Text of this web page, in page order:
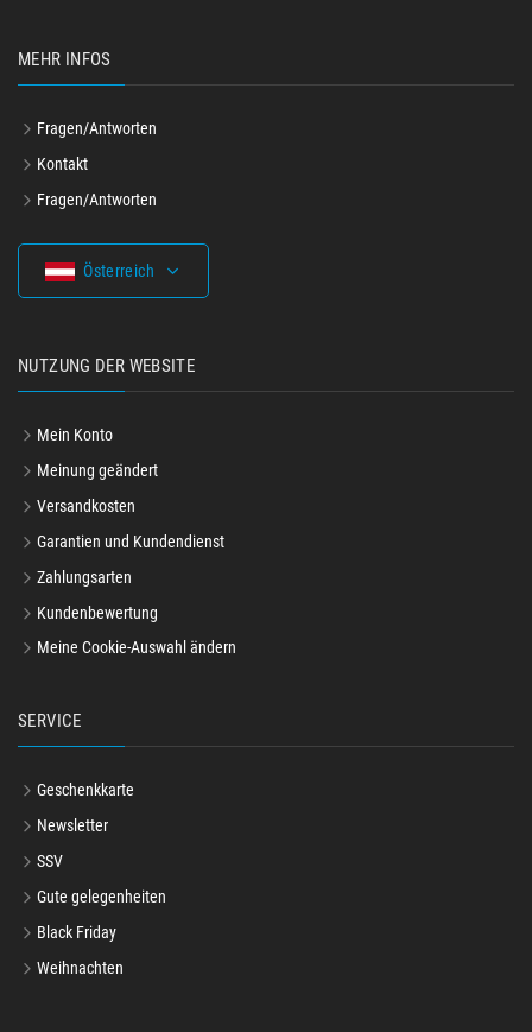
MEHR INFOS
Fragen/Antworten
Kontakt
Fragen/Antworten
Österreich
NUTZUNG DER WEBSITE
Mein Konto
Meinung geändert
Versandkosten
Garantien und Kundendienst
Zahlungsarten
Kundenbewertung
Meine Cookie-Auswahl ändern
SERVICE
Geschenkkarte
Newsletter
SSV
Gute gelegenheiten
Black Friday
Weihnachten